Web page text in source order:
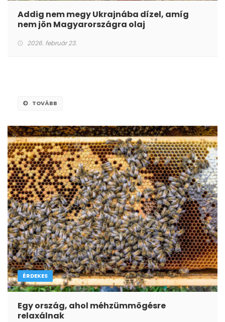
Addig nem megy Ukrajnába dízel, amíg
nem jön Magyarországra olaj
2026. február 23.
TOVÁBB
ÉRDEKES
Egy ország, ahol méhzümmögésre
relaxálnak